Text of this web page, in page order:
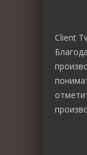
Client